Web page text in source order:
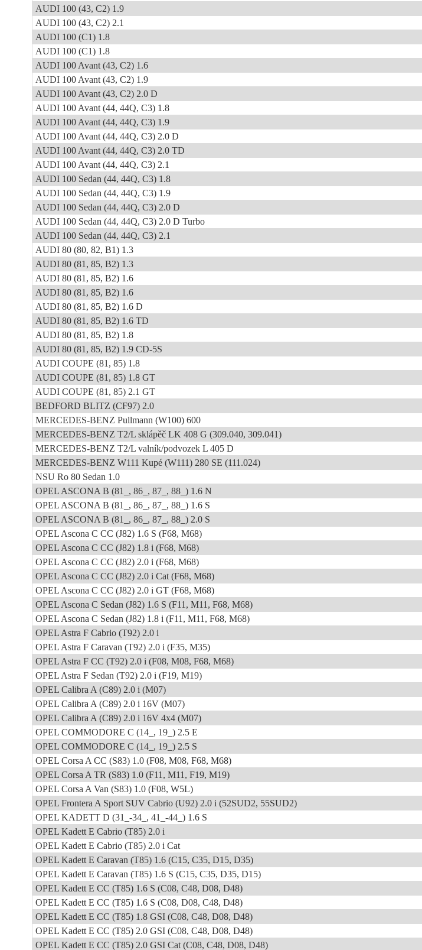
AUDI 100 (43, C2) 1.9
AUDI 100 (43, C2) 2.1
AUDI 100 (C1) 1.8
AUDI 100 (C1) 1.8
AUDI 100 Avant (43, C2) 1.6
AUDI 100 Avant (43, C2) 1.9
AUDI 100 Avant (43, C2) 2.0 D
AUDI 100 Avant (44, 44Q, C3) 1.8
AUDI 100 Avant (44, 44Q, C3) 1.9
AUDI 100 Avant (44, 44Q, C3) 2.0 D
AUDI 100 Avant (44, 44Q, C3) 2.0 TD
AUDI 100 Avant (44, 44Q, C3) 2.1
AUDI 100 Sedan (44, 44Q, C3) 1.8
AUDI 100 Sedan (44, 44Q, C3) 1.9
AUDI 100 Sedan (44, 44Q, C3) 2.0 D
AUDI 100 Sedan (44, 44Q, C3) 2.0 D Turbo
AUDI 100 Sedan (44, 44Q, C3) 2.1
AUDI 80 (80, 82, B1) 1.3
AUDI 80 (81, 85, B2) 1.3
AUDI 80 (81, 85, B2) 1.6
AUDI 80 (81, 85, B2) 1.6
AUDI 80 (81, 85, B2) 1.6 D
AUDI 80 (81, 85, B2) 1.6 TD
AUDI 80 (81, 85, B2) 1.8
AUDI 80 (81, 85, B2) 1.9 CD-5S
AUDI COUPE (81, 85) 1.8
AUDI COUPE (81, 85) 1.8 GT
AUDI COUPE (81, 85) 2.1 GT
BEDFORD BLITZ (CF97) 2.0
MERCEDES-BENZ Pullmann (W100) 600
MERCEDES-BENZ T2/L sklápěč LK 408 G (309.040, 309.041)
MERCEDES-BENZ T2/L valník/podvozek L 405 D
MERCEDES-BENZ W111 Kupé (W111) 280 SE (111.024)
NSU Ro 80 Sedan 1.0
OPEL ASCONA B (81_, 86_, 87_, 88_) 1.6 N
OPEL ASCONA B (81_, 86_, 87_, 88_) 1.6 S
OPEL ASCONA B (81_, 86_, 87_, 88_) 2.0 S
OPEL Ascona C CC (J82) 1.6 S (F68, M68)
OPEL Ascona C CC (J82) 1.8 i (F68, M68)
OPEL Ascona C CC (J82) 2.0 i (F68, M68)
OPEL Ascona C CC (J82) 2.0 i Cat (F68, M68)
OPEL Ascona C CC (J82) 2.0 i GT (F68, M68)
OPEL Ascona C Sedan (J82) 1.6 S (F11, M11, F68, M68)
OPEL Ascona C Sedan (J82) 1.8 i (F11, M11, F68, M68)
OPEL Astra F Cabrio (T92) 2.0 i
OPEL Astra F Caravan (T92) 2.0 i (F35, M35)
OPEL Astra F CC (T92) 2.0 i (F08, M08, F68, M68)
OPEL Astra F Sedan (T92) 2.0 i (F19, M19)
OPEL Calibra A (C89) 2.0 i (M07)
OPEL Calibra A (C89) 2.0 i 16V (M07)
OPEL Calibra A (C89) 2.0 i 16V 4x4 (M07)
OPEL COMMODORE C (14_, 19_) 2.5 E
OPEL COMMODORE C (14_, 19_) 2.5 S
OPEL Corsa A CC (S83) 1.0 (F08, M08, F68, M68)
OPEL Corsa A TR (S83) 1.0 (F11, M11, F19, M19)
OPEL Corsa A Van (S83) 1.0 (F08, W5L)
OPEL Frontera A Sport SUV Cabrio (U92) 2.0 i (52SUD2, 55SUD2)
OPEL KADETT D (31_-34_, 41_-44_) 1.6 S
OPEL Kadett E Cabrio (T85) 2.0 i
OPEL Kadett E Cabrio (T85) 2.0 i Cat
OPEL Kadett E Caravan (T85) 1.6 (C15, C35, D15, D35)
OPEL Kadett E Caravan (T85) 1.6 S (C15, C35, D35, D15)
OPEL Kadett E CC (T85) 1.6 S (C08, C48, D08, D48)
OPEL Kadett E CC (T85) 1.6 S (C08, D08, C48, D48)
OPEL Kadett E CC (T85) 1.8 GSI (C08, C48, D08, D48)
OPEL Kadett E CC (T85) 2.0 GSI (C08, C48, D08, D48)
OPEL Kadett E CC (T85) 2.0 GSI Cat (C08, C48, D08, D48)